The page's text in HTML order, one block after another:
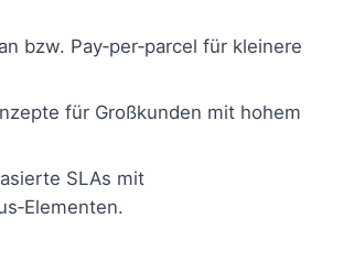
bzw. Pay‑per‑parcel für kleinere
für Großkunden mit hohem
SLAs mit